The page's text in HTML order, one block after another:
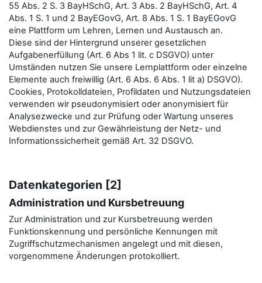
55 Abs. 2 S. 3 BayHSchG, Art. 3 Abs. 2 BayHSchG, Art. 4
Abs. 1 S. 1 und 2 BayEGovG, Art. 8 Abs. 1 S. 1 BayEGovG
eine Plattform um Lehren, Lernen und Austausch an.
Diese sind der Hintergrund unserer gesetzlichen
Aufgabenerfüllung (Art. 6 Abs 1 lit. c DSGVO) unter
Umständen nutzen Sie unsere Lernplattform oder einzelne
Elemente auch freiwillig (Art. 6 Abs. 6 Abs. 1 lit a) DSGVO).
Cookies, Protokolldateien, Profildaten und Nutzungsdateien
verwenden wir pseudonymisiert oder anonymisiert für
Analysezwecke und zur Prüfung oder Wartung unseres
Webdienstes und zur Gewährleistung der Netz- und
Informationssicherheit gemäß Art. 32 DSGVO.
Datenkategorien [2]
Administration und Kursbetreuung
Zur Administration und zur Kursbetreuung werden
Funktionskennung und persönliche Kennungen mit
Zugriffschutzmechanismen angelegt und mit diesen,
vorgenommene Änderungen protokolliert.